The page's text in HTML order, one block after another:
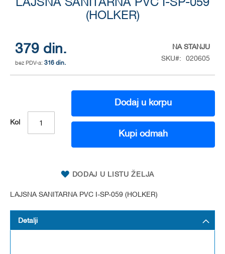
LAJSNA SANITARNA PVC I-SP-059
(HOLKER)
379 din.
316 din.
NA STANJU
SKU
020605
Kol
Dodaj u korpu
Kupi odmah
DODAJ U LISTU ŽELJA
LAJSNA SANITARNA PVC I-SP-059 (HOLKER)
images
gallery
Detalji